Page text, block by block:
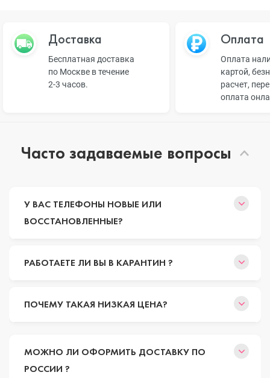
Доставка
Бесплатная доставка
по Москве в течение
2-3 часов.
Оплата
Оплата
картой,
расчет,
оплата
Часто задаваемые вопросы
У ВАС ТЕЛЕФОНЫ НОВЫЕ ИЛИ
ВОССТАНОВЛЕННЫЕ?
РАБОТАЕТЕ ЛИ ВЫ В КАРАНТИН ?
ПОЧЕМУ ТАКАЯ НИЗКАЯ ЦЕНА?
МОЖНО ЛИ ОФОРМИТЬ ДОСТАВКУ ПО
РОССИИ ?